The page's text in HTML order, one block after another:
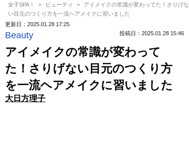
女子SPA！ ビューティ
アイメイクの常識が変わってた！さりげな
い目元のつくり方を一流ヘアメイクに習いました
更新日：2025.01.28 17:25
Beauty 投稿日：2025.01.28 15:46
アイメイクの常識が変わって
た！さりげない目元のつくり方
を一流ヘアメイクに習いました
大日方理子